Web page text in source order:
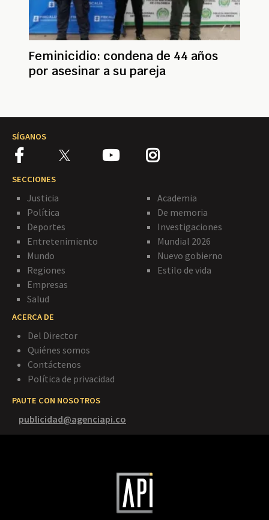
Feminicidio: condena de 44 años
por asesinar a su pareja
SÍGANOS
SECCIONES
Justicia
Política
Deportes
Entretenimiento
Mundo
Regiones
Empresas
Salud
Academia
De memoria
Investigaciones
Mundial 2026
Nuevo gobierno
Estilo de vida
ACERCA DE
Del Director
Quiénes somos
Contáctenos
Política de privacidad
PAUTE CON NOSOTROS
publicidad@agenciapi.co